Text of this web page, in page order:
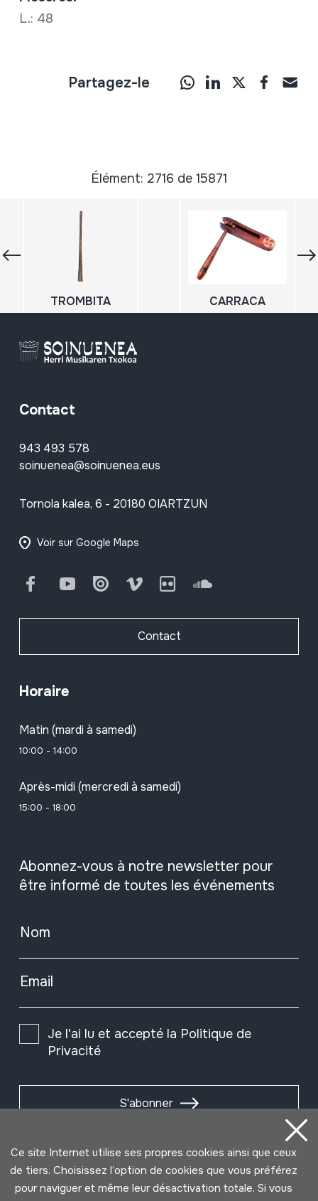
L.: 48
Partagez-le
Élément: 2716 de 15871
TROMBITA CARRACA
Contact
943 493 578
soinuenea@soinuenea.eus
Tornola kalea, 6 - 20180 OIARTZUN
Voir sur Google Maps
FacebookYoutube Issuu Vimeo Flickr SoundCloud
Contact
Horaire
Matin (mardi à samedi)
10:00 - 14:00
Après-midi (mercredi à samedi)
15:00 - 18:00
Abonnez-vous à notre newsletter pour
être informé de toutes les événements
Nom
Email
Je l'ai lu et accepté la Politique de
Privacité
S'abonner
Ce site Internet utilise ses propres cookies ainsi que ceux
de tiers. Choisissez l’option de cookies que vous préférez
pour naviguer et même leur désactivation totale. Si vous